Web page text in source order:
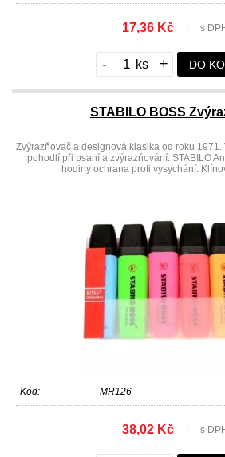
17,36 Kč s
- + DO
STABILO BOSS
Zvýrazňovač a designová klasika od roku
pohodlí při psaní a zvýrazňování. STABILO
hodiny ochrana proti vysychání.
Kód: MR126
38,02 Kč s